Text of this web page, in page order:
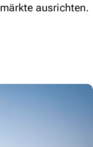
ausrichten.